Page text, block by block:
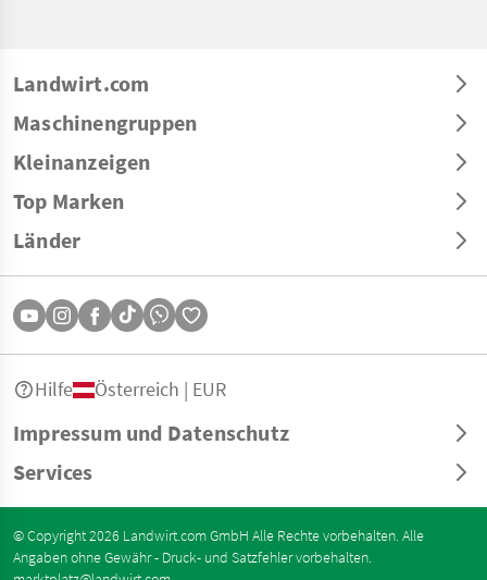
Landwirt.com
Maschinengruppen
Kleinanzeigen
Top Marken
Länder
Impressum und Datenschutz
Services
Hilfe Österreich | EUR
© Copyright 2026 Landwirt.com GmbH Alle Rechte vorbehalten. Alle
Angaben ohne Gewähr - Druck- und Satzfehler vorbehalten.